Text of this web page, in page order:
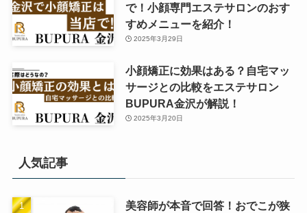
で！小顔専門エステサロンのおす
すめメニューを紹介！
2025年3月29日
小顔矯正に効果はある？自宅マッ
サージとの比較をエステサロン
BUPURA金沢が解説！
2025年3月20日
人気記事
美容師が本音で回答！おでこが狭